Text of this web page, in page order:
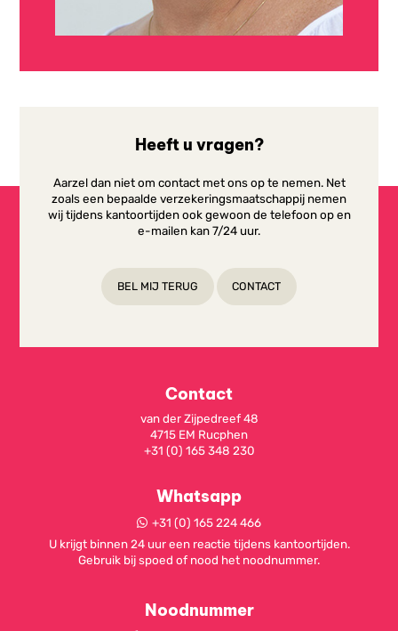
Heeft u vragen?
Aarzel dan niet om contact met ons op te nemen. Net
zoals een bepaalde verzekeringsmaatschappij nemen
wij tijdens kantoortijden ook gewoon de telefoon op en
e-mailen kan 7/24 uur.
BEL MIJ TERUG CONTACT
Contact
van der Zijpedreef 48
4715 EM Rucphen
+31 (0) 165 348 230
Whatsapp
+31 (0) 165 224 466
U krijgt binnen 24 uur een reactie tijdens kantoortijden.
Gebruik bij spoed of nood het noodnummer.
Noodnummer